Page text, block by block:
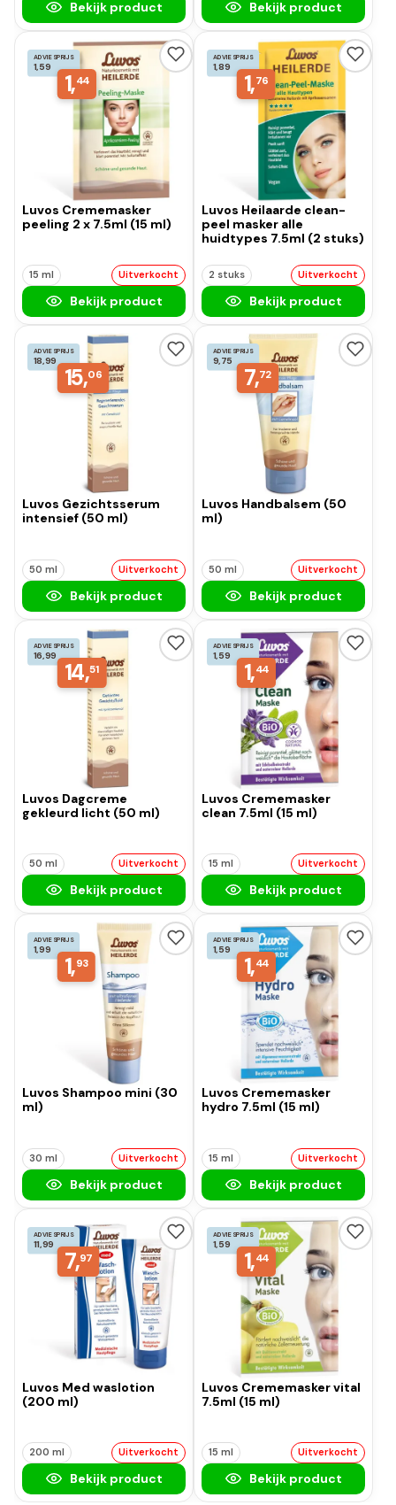
Bekijk product Bekijk product
ADVIESPRIJS
1,59
1,44
Luvos Crememasker
peeling 2 x 7.5ml (15 ml)
15 ml Uitverkocht
Bekijk product
ADVIESPRIJS
1,89
1,76
Luvos Heilaarde clean-
peel masker alle
huidtypes 7.5ml (2 stuks)
2 stuks Uitverkocht
Bekijk product
ADVIESPRIJS
18,99
15,06
Luvos Gezichtsserum
intensief (50 ml)
50 ml Uitverkocht
Bekijk product
ADVIESPRIJS
9,75
7,72
Luvos Handbalsem (50
ml)
50 ml Uitverkocht
Bekijk product
ADVIESPRIJS
16,99
14,51
Luvos Dagcreme
gekleurd licht (50 ml)
50 ml Uitverkocht
Bekijk product
ADVIESPRIJS
1,59
1,44
Luvos Crememasker
clean 7.5ml (15 ml)
15 ml Uitverkocht
Bekijk product
ADVIESPRIJS
1,99
1,93
Luvos Shampoo mini (30
ml)
30 ml Uitverkocht
Bekijk product
ADVIESPRIJS
1,59
1,44
Luvos Crememasker
hydro 7.5ml (15 ml)
15 ml Uitverkocht
Bekijk product
ADVIESPRIJS
11,99
7,97
Luvos Med waslotion
(200 ml)
200 ml Uitverkocht
Bekijk product
ADVIESPRIJS
1,59
1,44
Luvos Crememasker vital
7.5ml (15 ml)
15 ml Uitverkocht
Bekijk product